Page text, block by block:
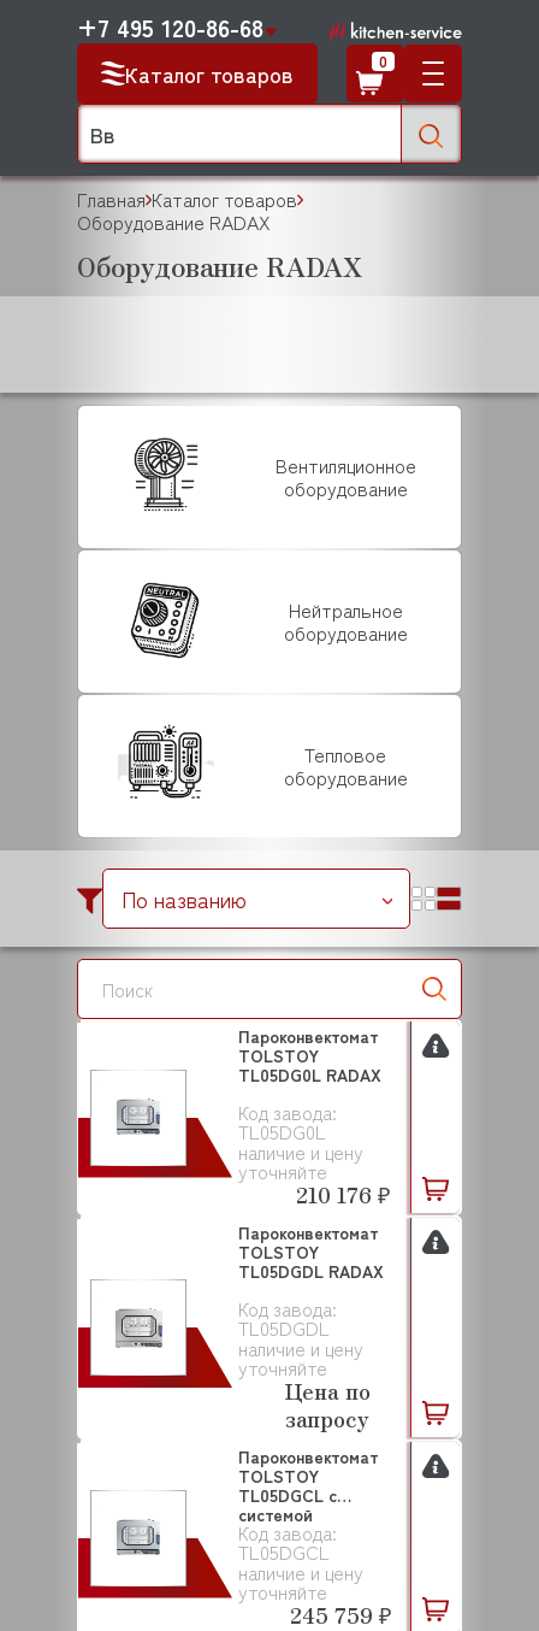
Каталог товаров
+7 495 120-86-68
0
Главная Каталог товаров
Оборудование RADAX
Оборудование RADAX
Вентиляционное
оборудование
Нейтральное
оборудование
Тепловое
оборудование
По названию
Код завода:
TL05DG0L
наличие и цену
уточняйте
Пароконвектомат
TOLSTOY
TL05DG0L RADAX
210 176 ₽
Код завода:
TL05DGDL
наличие и цену
уточняйте
Пароконвектомат
TOLSTOY
TL05DGDL RADAX
Цена по
запросу
Код завода:
TL05DGCL
наличие и цену
уточняйте
Пароконвектомат
TOLSTOY
TL05DGCL с
системой
самоочистки RADAX
245 759 ₽